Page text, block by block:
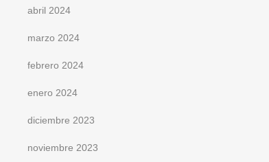
abril 2024
marzo 2024
febrero 2024
enero 2024
diciembre 2023
noviembre 2023